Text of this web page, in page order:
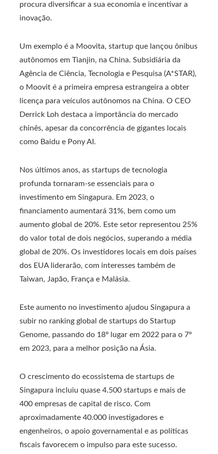
procura diversificar a sua economia e incentivar a
inovação.
Um exemplo é a Moovita, startup que lançou ônibus
autônomos em Tianjin, na China. Subsidiária da
Agência de Ciência, Tecnologia e Pesquisa (A*STAR),
o Moovit é a primeira empresa estrangeira a obter
licença para veículos autônomos na China. O CEO
Derrick Loh destaca a importância do mercado
chinês, apesar da concorrência de gigantes locais
como Baidu e Pony AI.
Nos últimos anos, as startups de tecnologia
profunda tornaram-se essenciais para o
investimento em Singapura. Em 2023, o
financiamento aumentará 31%, bem como um
aumento global de 20%. Este setor representou 25%
do valor total de dois negócios, superando a média
global de 20%. Os investidores locais em dois países
dos EUA liderarão, com interesses também de
Taiwan, Japão, França e Malásia.
Este aumento no investimento ajudou Singapura a
subir no ranking global de startups do Startup
Genome, passando do 18º lugar em 2022 para o 7º
em 2023, para a melhor posição na Ásia.
O crescimento do ecossistema de startups de
Singapura incluiu quase 4.500 startups e mais de
400 empresas de capital de risco. Com
aproximadamente 40.000 investigadores e
engenheiros, o apoio governamental e as políticas
fiscais favorecem o impulso para este sucesso.